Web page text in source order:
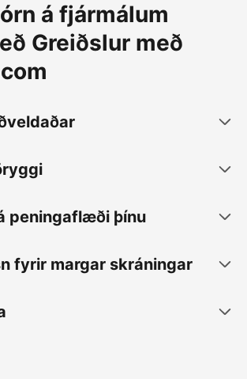
á fjármálum
Greiðslur með
peningaflæði þínu
fyrir margar skráningar